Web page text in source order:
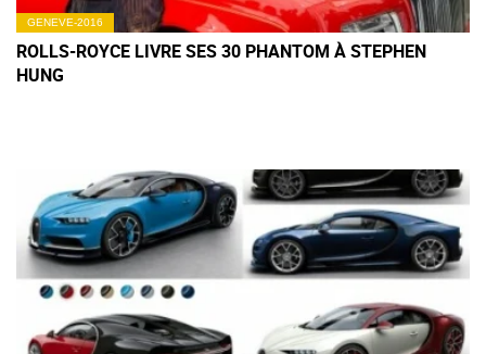
GENEVE-2016
ROLLS-ROYCE LIVRE SES 30 PHANTOM À STEPHEN
HUNG